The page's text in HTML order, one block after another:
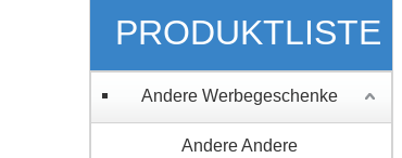
PRODUKTLISTE
Andere Werbegeschenke
Andere Andere